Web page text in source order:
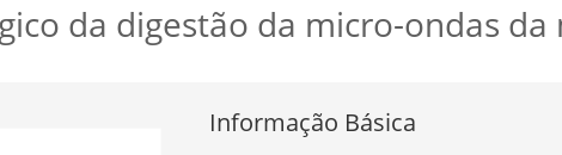
da digestão da micro-ondas da
Informação Básica